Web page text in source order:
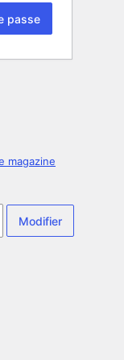
magazine